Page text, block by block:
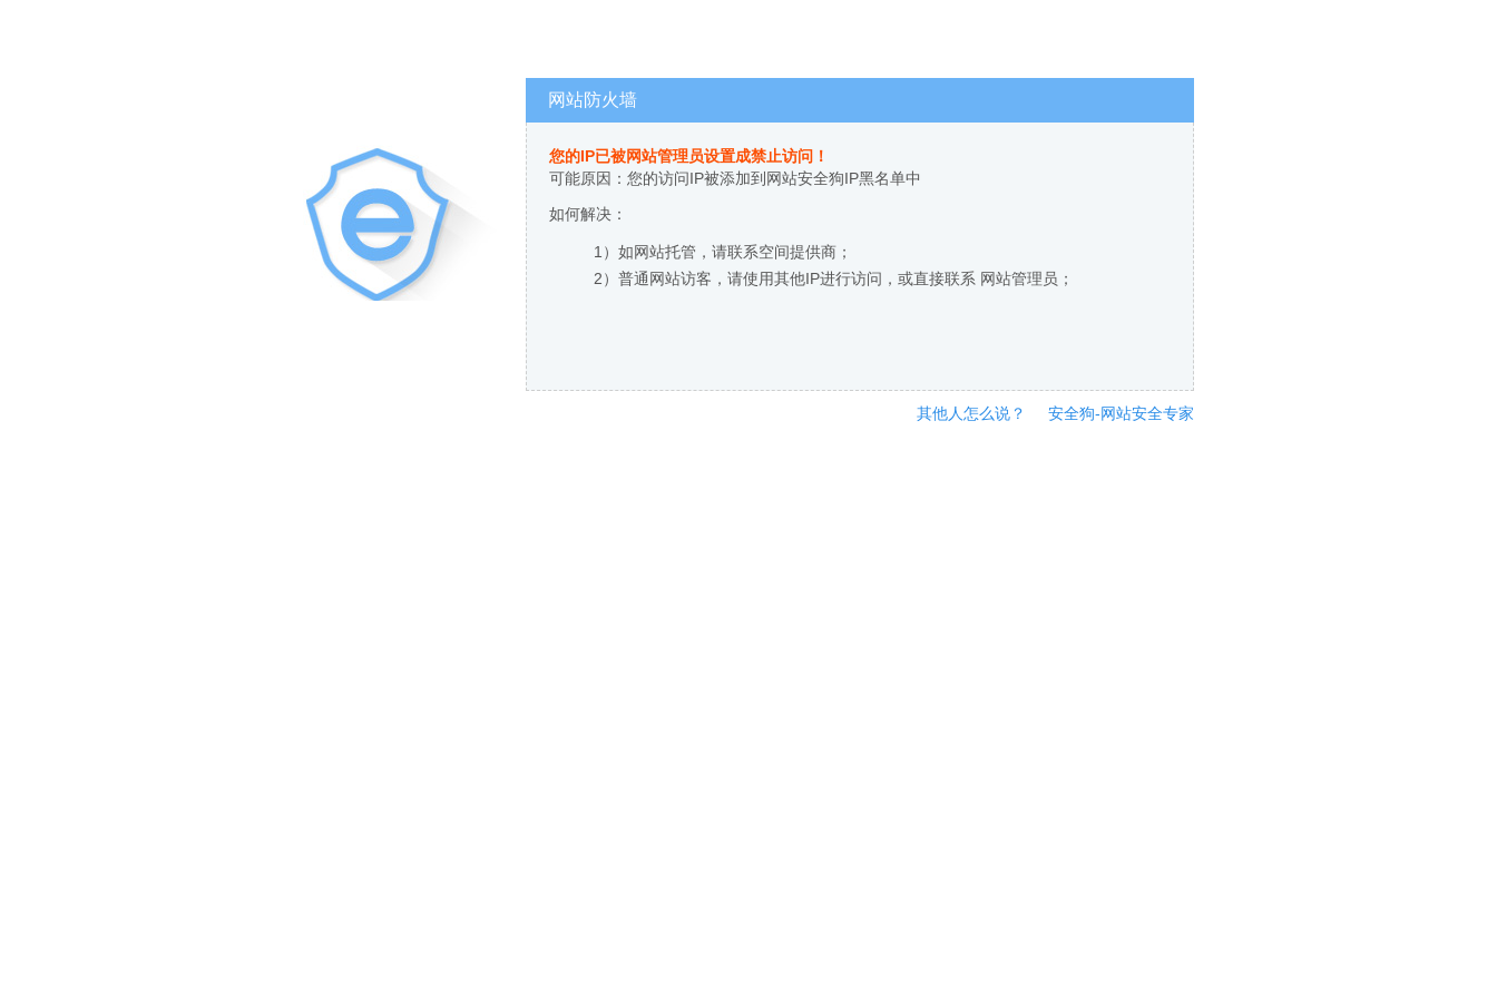
网站防火墙
您的IP已被网站管理员设置成禁止访问！
可能原因：您的访问IP被添加到网站安全狗IP黑名单中
如何解决：
1）如网站托管，请联系空间提供商；
2）普通网站访客，请使用其他IP进行访问，或直接联系 网站管理员；
其他人怎么说？ 安全狗-网站安全专家